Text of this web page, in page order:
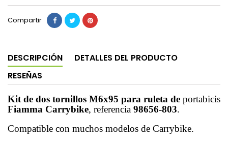
Compartir
DESCRIPCIÓN
DETALLES DEL PRODUCTO
RESEÑAS
Kit de dos tornillos M6x95 para ruleta de portabicis
Fiamma Carrybike, referencia 98656-803.
Compatible con muchos modelos de Carrybike.